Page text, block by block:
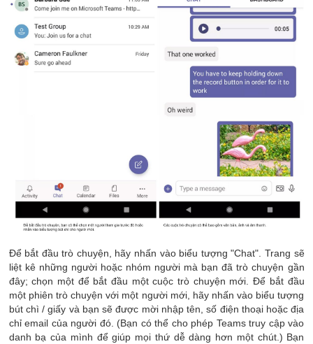
Để bắt đầu trò chuyện, hãy nhấn vào biểu tượng "Chat". Trang sẽ
liệt kê những người hoặc nhóm người mà bạn đã trò chuyện gần
đây; chọn một để bắt đầu một cuộc trò chuyện mới. Để bắt đầu
một phiên trò chuyện với một người mới, hãy nhấn vào biểu tượng
bút chì / giấy và bạn sẽ được mời nhập tên, số điện thoại hoặc địa
chỉ email của người đó. (Bạn có thể cho phép Teams truy cập vào
danh bạ của mình để giúp mọi thứ dễ dàng hơn một chút.) Bạn